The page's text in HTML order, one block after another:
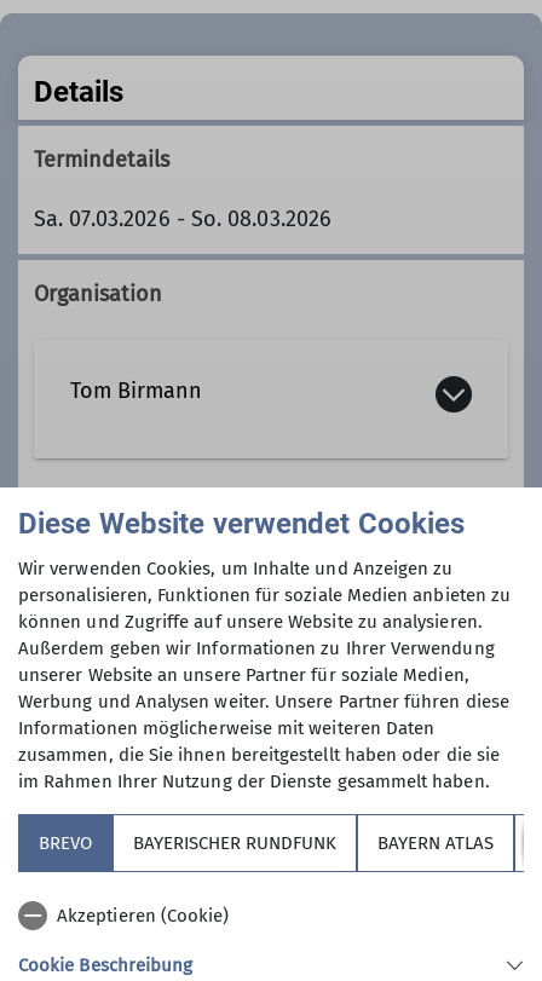
Details
Termindetails
Sa. 07.03.2026 - So. 08.03.2026
Organisation
Tom Birmann
Kontakt aufnehmen
Qualifikationen
Trainer*in C Skibergsteigen
Trainer*in B Skihochtour
Gruppe
Sektionstouren
Redaktion Website
Diese Website verwendet Cookies
Wir verwenden Cookies, um Inhalte und Anzeigen zu
personalisieren, Funktionen für soziale Medien anbieten zu
können und Zugriffe auf unsere Website zu analysieren.
Außerdem geben wir Informationen zu Ihrer Verwendung
unserer Website an unsere Partner für soziale Medien,
Werbung und Analysen weiter. Unsere Partner führen diese
Informationen möglicherweise mit weiteren Daten
zusammen, die Sie ihnen bereitgestellt haben oder die sie
im Rahmen Ihrer Nutzung der Dienste gesammelt haben.
BREVO BAYERISCHER RUNDFUNK BAYERN ATLAS
Akzeptieren (Cookie)
Cookie Beschreibung